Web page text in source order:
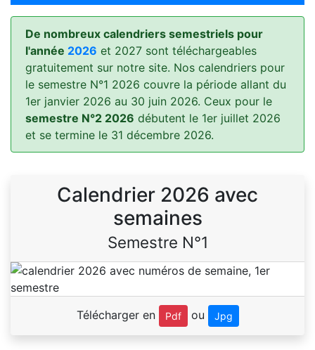
De nombreux calendriers semestriels pour
l'année 2026 et 2027 sont téléchargeables
gratuitement sur notre site. Nos calendriers pour
le semestre N°1 2026 couvre la période allant du
1er janvier 2026 au 30 juin 2026. Ceux pour le
semestre N°2 2026 débutent le 1er juillet 2026
et se termine le 31 décembre 2026.
Calendrier 2026 avec
semaines
Semestre N°1
Télécharger en Pdf ou Jpg